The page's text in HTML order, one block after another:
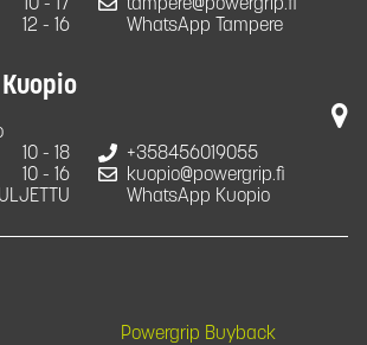
10 - 17
12 - 16
tampere@powergrip.fi
WhatsApp Tampere
10 - 18
10 - 16
+358456019055
kuopio@powergrip.fi
WhatsApp Kuopio
Powergrip Buyback